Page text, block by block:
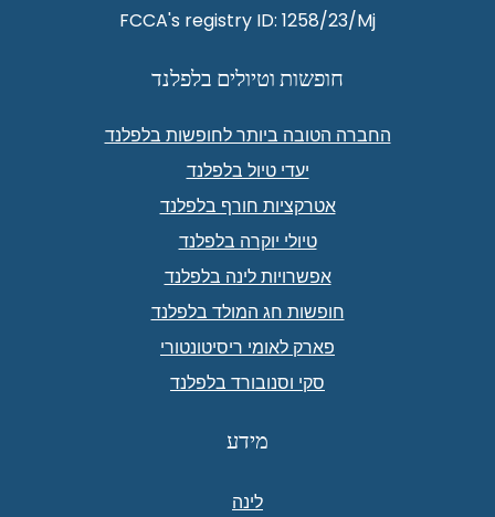
FCCA's registry ID: 1258/23/Mj
חופשות וטיולים בלפלנד
החברה הטובה ביותר לחופשות בלפלנד
יעדי טיול בלפלנד
אטרקציות חורף בלפלנד
טיולי יוקרה בלפלנד
אפשרויות לינה בלפלנד
חופשות חג המולד בלפלנד
פארק לאומי ריסיטונטורי
סקי וסנובורד בלפלנד
מידע
לינה